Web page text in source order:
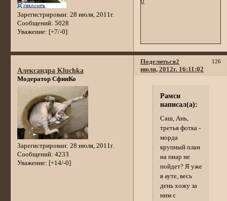
Зарегистрирован: 28 июля, 2011г.
Сообщений: 5028
Уважение: [+7/-0]
Поделиться 126
2
июля, 2012г. 16:11:02
Александра Kluchka
Модератор СфинКо
Зарегистрирован: 28 июля, 2011г.
Сообщений: 4233
Уважение: [+14/-0]
Рамси
написал(а):
Саш, Ань,
третья фотка -
морда
крупный план
на пиар не
пойдет? Я уже
в ауте, весь
день хожу за
ним с